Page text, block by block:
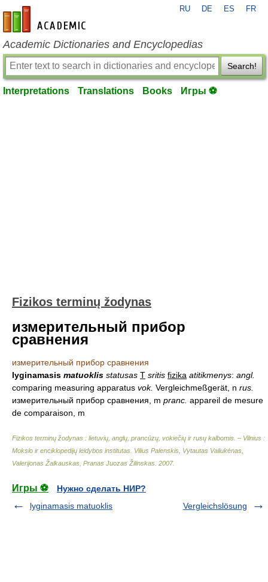
en-academic.com
RU DE ES FR
Academic Dictionaries and Encyclopedias
Search!
Interpretations Translations Books Игры ⚽
Fizikos terminų žodynas
измерительный прибор
сравнения
измерительный прибор сравнения
lyginamasis matuoklis statusas T sritis fizika atitikmenys: angl.
comparing measuring apparatus vok. Vergleichmeßgerät, n rus.
измерительный прибор сравнения, m pranc. appareil de mesure
de comparaison, m
Fizikos terminų žodynas : lietuvių, anglų, prancūzų, vokiečių ir rusų kalbomis. – Vilnius :
Mokslo ir enciklopedijų leidybos institutas Vilius Palenskis, Vytautas Valiukėnas,
Valerijonas Žalkauskas, Pranas Juozas Žilinskas 2007.
Игры ⚽
Нужно сделать НИР?
lyginamasis matuoklis
Vergleichslösung